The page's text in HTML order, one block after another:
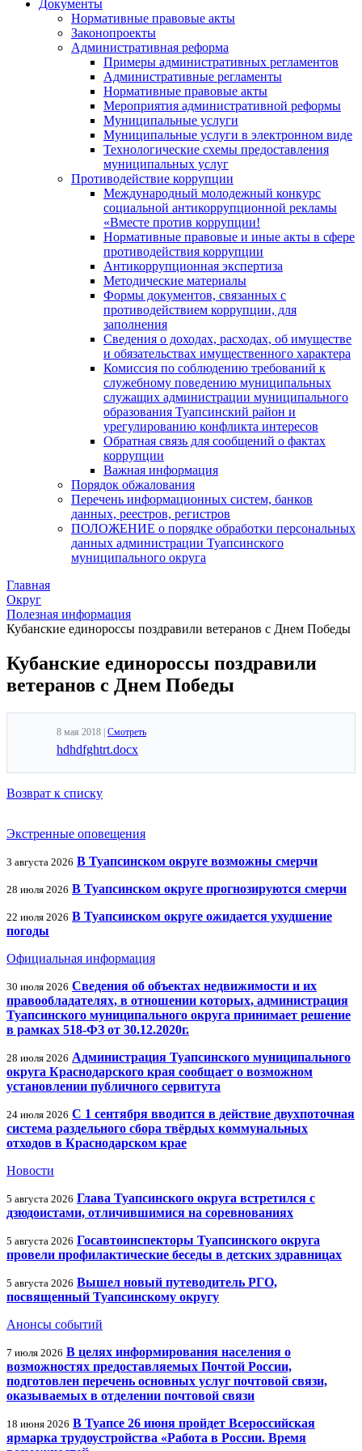
Документы
Нормативные правовые акты
Законопроекты
Административная реформа
Примеры административных регламентов
Административные регламенты
Нормативные правовые акты
Мероприятия административной реформы
Муниципальные услуги
Муниципальные услуги в электронном виде
Технологические схемы предоставления
муниципальных услуг
Противодействие коррупции
Международный молодежный конкурс
социальной антикоррупционной рекламы
«Вместе против коррупции!
Нормативные правовые и иные акты в сфере
противодействия коррупции
Антикоррупционная экспертиза
Методические материалы
Формы документов, связанных с
противодействием коррупции, для
заполнения
Сведения о доходах, расходах, об имуществе
и обязательствах имущественного характера
Комиссия по соблюдению требований к
служебному поведению муниципальных
служащих администрации муниципального
образования Туапсинский район и
урегулированию конфликта интересов
Обратная связь для сообщений о фактах
коррупции
Важная информация
Порядок обжалования
Перечень информационных систем, банков
данных, реестров, регистров
ПОЛОЖЕНИЕ о порядке обработки персональных
данных администрации Туапсинского
муниципального округа
Главная
Округ
Полезная информация
Кубанские единороссы поздравили ветеранов с Днем Победы
Кубанские единороссы поздравили
ветеранов с Днем Победы
8 мая 2018 | Смотреть
hdhdfghtrt.docx
Возврат к списку
Экстренные оповещения
3 августа 2026 В Туапсинском округе возможны смерчи
28 июля 2026 В Туапсинском округе прогнозируются смерчи
22 июля 2026 В Туапсинском округе ожидается ухудшение
погоды
Официальная информация
30 июля 2026 Сведения об объектах недвижимости и их
правообладателях, в отношении которых, администрация
Туапсинского муниципального округа принимает решение
в рамках 518-ФЗ от 30.12.2020г.
28 июля 2026 Администрация Туапсинского муниципального
округа Краснодарского края сообщает о возможном
установлении публичного сервитута
24 июля 2026 С 1 сентября вводится в действие двухпоточная
система раздельного сбора твёрдых коммунальных
отходов в Краснодарском крае
Новости
5 августа 2026 Глава Туапсинского округа встретился с
дзюдоистами, отличившимися на соревнованиях
5 августа 2026 Госавтоинспекторы Туапсинского округа
провели профилактические беседы в детских здравницах
5 августа 2026 Вышел новый путеводитель РГО,
посвященный Туапсинскому округу
Анонсы событий
7 июля 2026 В целях информирования населения о
возможностях предоставляемых Почтой России,
подготовлен перечень основных услуг почтовой связи,
оказываемых в отделении почтовой связи
18 июня 2026 В Туапсе 26 июня пройдет Всероссийская
ярмарка трудоустройства «Работа в России. Время